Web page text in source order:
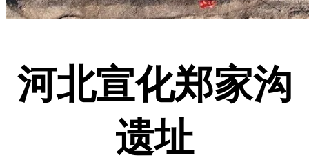
河北宣化郑家沟
遗址